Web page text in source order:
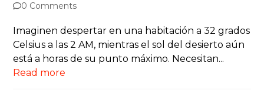
0 Comments
Imaginen despertar en una habitación a 32 grados
Celsius a las 2 AM, mientras el sol del desierto aún
está a horas de su punto máximo. Necesitan...
Read more